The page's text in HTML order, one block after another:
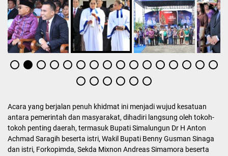
Acara yang berjalan penuh khidmat ini menjadi wujud kesatuan
antara pemerintah dan masyarakat, dihadiri langsung oleh tokoh-
tokoh penting daerah, termasuk Bupati Simalungun Dr H Anton
Achmad Saragih beserta istri, Wakil Bupati Benny Gusman Sinaga
dan istri, Forkopimda, Sekda Mixnon Andreas Simamora beserta